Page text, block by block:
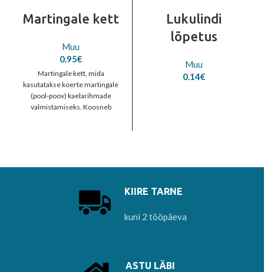
Martingale kett
Muu
0.95€
Martingale kett, mida
kasutatakse koerte martingale
(pool-poov) kaelarihmade
valmistamiseks. Koosneb
Lukulindi
lõpetus
Muu
0.14€
KIIRE TARNE
kuni 2 tööpäeva
ASTU LÄBI